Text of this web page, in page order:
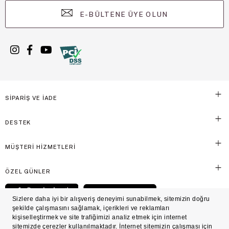
E-BÜLTENE ÜYE OLUN
SİPARİŞ VE İADE
DESTEK
MÜŞTERİ HİZMETLERİ
ÖZEL GÜNLER
© Victoria's Secret Shaya Mağazacılık A.Ş. Franchise lisansı aracılığıyla işletilen ticari